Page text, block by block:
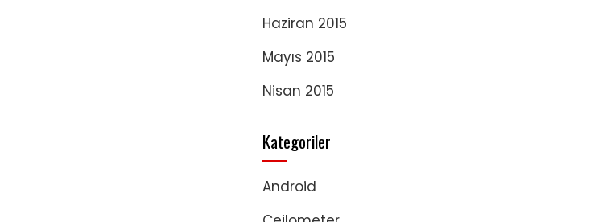
Haziran 2015
Mayıs 2015
Nisan 2015
Kategoriler
Android